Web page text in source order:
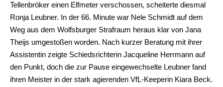
Tellenbröker einen Elfmeter verschossen, scheiterte diesmal
Ronja Leubner. In der 66. Minute war Nele Schmidt auf dem
Weg aus dem Wolfsburger Strafraum heraus klar von Jana
Theijs umgestoßen worden. Nach kurzer Beratung mit ihrer
Assistentin zeigte Schiedsrichterin Jacqueline Herrmann auf
den Punkt, doch die zur Pause eingewechselte Leubner fand
ihren Meister in der stark agierenden VfL-Keeperin Kiara Beck.